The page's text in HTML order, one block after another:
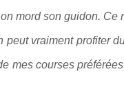
mord son guidon. Ce
peut vraiment profiter
mes courses